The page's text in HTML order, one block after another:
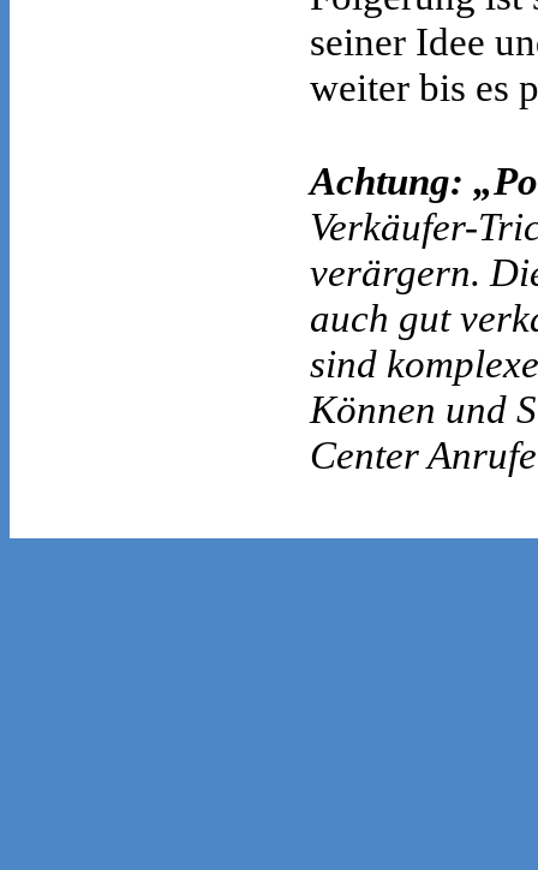
seiner Idee
weiter bis es
Achtung:
Verkäufer-
verärgern.
auch gut
sind
Können und
Center